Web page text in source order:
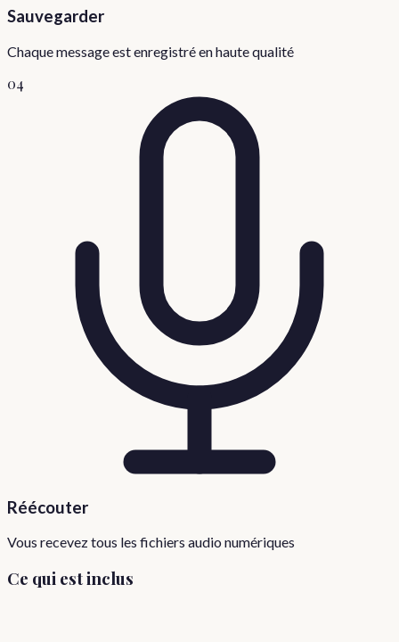
Sauvegarder
Chaque message est enregistré en haute qualité
04
Réécouter
Vous recevez tous les fichiers audio numériques
Ce qui est inclus